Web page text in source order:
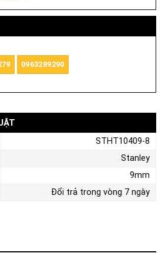
0963289290
STHT10409-8
Stanley
9mm
Đổi trả trong vòng 7 ngày